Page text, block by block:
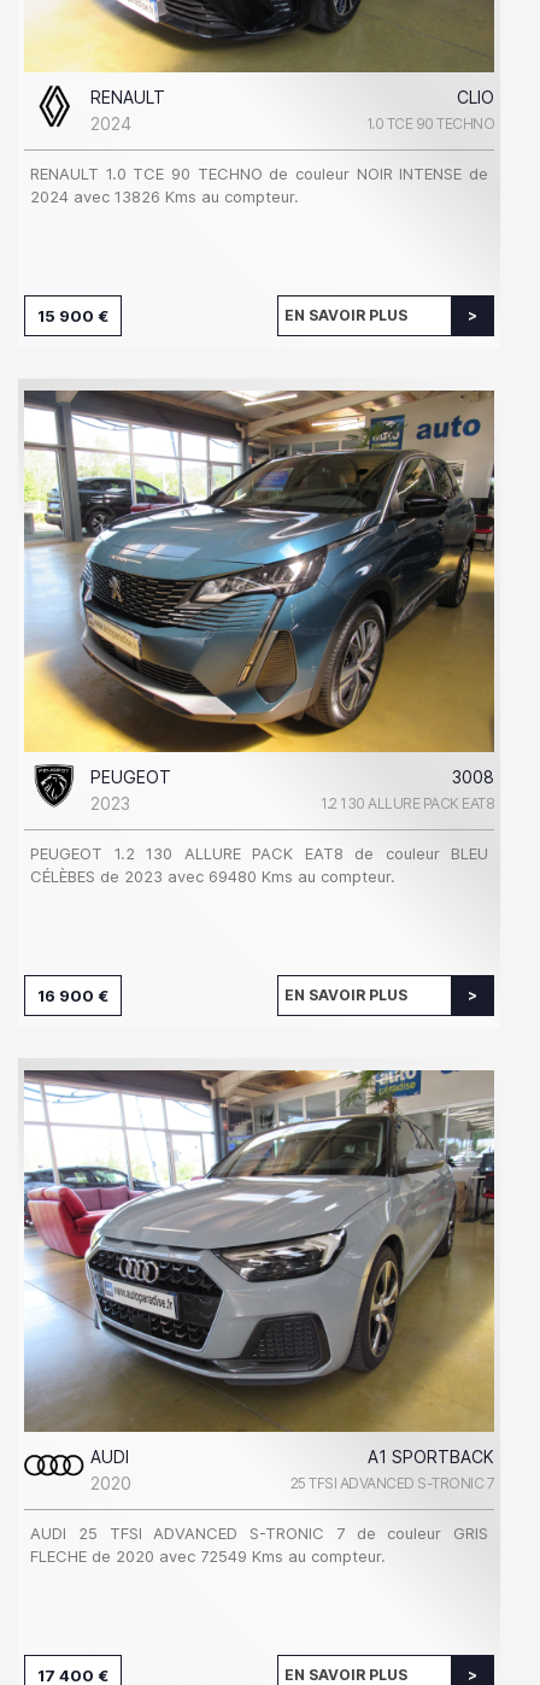
RENAULT
CLIO
2024
1.0 TCE 90 TECHNO
RENAULT 1.0 TCE 90 TECHNO de couleur NOIR INTENSE de
2024 avec 13826 Kms au compteur.
15 900 € EN SAVOIR PLUS
PEUGEOT
3008
2023
1.2 130 ALLURE PACK EAT8
PEUGEOT 1.2 130 ALLURE PACK EAT8 de couleur BLEU
CÉLÈBES de 2023 avec 69480 Kms au compteur.
16 900 € EN SAVOIR PLUS
AUDI
A1 SPORTBACK
2020
25 TFSI ADVANCED S-TRONIC 7
AUDI 25 TFSI ADVANCED S-TRONIC 7 de couleur GRIS
FLECHE de 2020 avec 72549 Kms au compteur.
17 400 € EN SAVOIR PLUS